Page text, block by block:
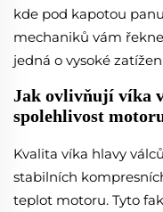
kde pod kapotou
mechaniků vám
jedná o vysoké
Jak ovlivňují víka
spolehlivost
Kvalita víka hlavy
stabilních
teplot motoru. Tyto